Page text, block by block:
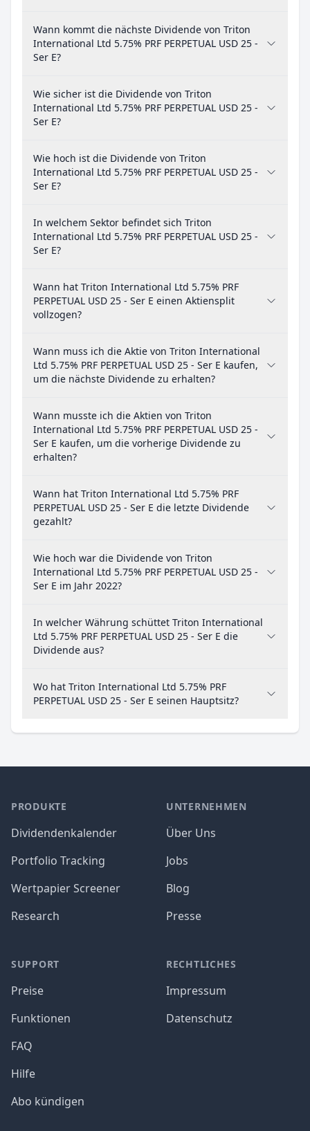
Wann kommt die nächste Dividende von Triton
International Ltd 5.75% PRF PERPETUAL USD 25 -
Ser E?
Wie sicher ist die Dividende von Triton
International Ltd 5.75% PRF PERPETUAL USD 25 -
Ser E?
Wie hoch ist die Dividende von Triton
International Ltd 5.75% PRF PERPETUAL USD 25 -
Ser E?
In welchem Sektor befindet sich Triton
International Ltd 5.75% PRF PERPETUAL USD 25 -
Ser E?
Wann hat Triton International Ltd 5.75% PRF
PERPETUAL USD 25 - Ser E einen Aktiensplit
vollzogen?
Wann muss ich die Aktie von Triton International
Ltd 5.75% PRF PERPETUAL USD 25 - Ser E kaufen,
um die nächste Dividende zu erhalten?
Wann musste ich die Aktien von Triton
International Ltd 5.75% PRF PERPETUAL USD 25 -
Ser E kaufen, um die vorherige Dividende zu
erhalten?
Wann hat Triton International Ltd 5.75% PRF
PERPETUAL USD 25 - Ser E die letzte Dividende
gezahlt?
Wie hoch war die Dividende von Triton
International Ltd 5.75% PRF PERPETUAL USD 25 -
Ser E im Jahr 2022?
In welcher Währung schüttet Triton International
Ltd 5.75% PRF PERPETUAL USD 25 - Ser E die
Dividende aus?
Wo hat Triton International Ltd 5.75% PRF
PERPETUAL USD 25 - Ser E seinen Hauptsitz?
PRODUKTE
Dividendenkalender
Portfolio Tracking
Wertpapier Screener
Research
SUPPORT
Preise
Funktionen
FAQ
Hilfe
Abo kündigen
UNTERNEHMEN
Über Uns
Jobs
Blog
Presse
RECHTLICHES
Impressum
Datenschutz